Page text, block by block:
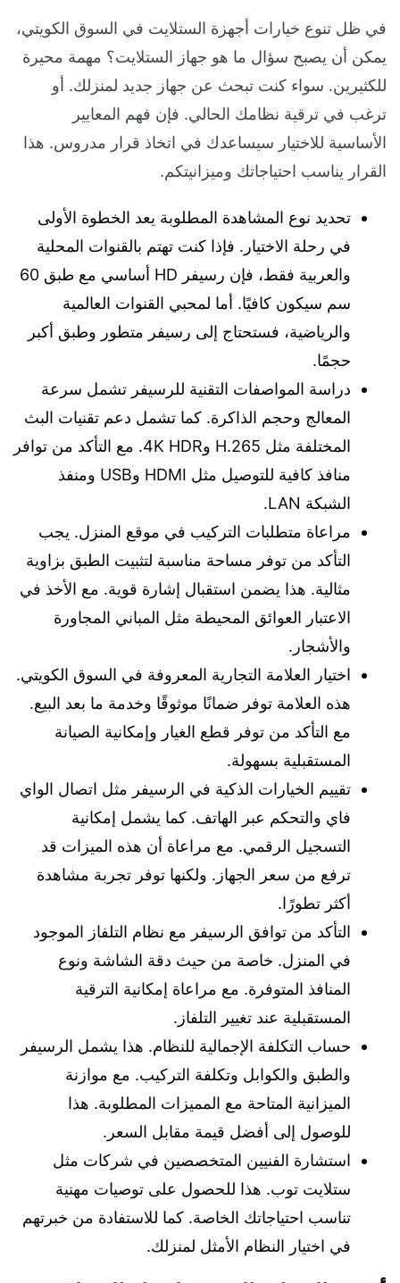
في ظل تنوع خيارات أجهزة الستلايت في السوق الكويتي،
يمكن أن يصبح سؤال ما هو جهاز الستلايت؟ مهمة محيرة
للكثيرين. سواء كنت تبحث عن جهاز جديد لمنزلك. أو
ترغب في ترقية نظامك الحالي. فإن فهم المعايير
الأساسية للاختيار سيساعدك في اتخاذ قرار مدروس. هذا
القرار يناسب احتياجاتك وميزانيتكم.
تحديد نوع المشاهدة المطلوبة يعد الخطوة الأولى
في رحلة الاختيار. فإذا كنت تهتم بالقنوات المحلية
والعربية فقط، فإن رسيفر HD أساسي مع طبق 60
سم سيكون كافيًا. أما لمحبي القنوات العالمية
والرياضية، فستحتاج إلى رسيفر متطور وطبق أكبر
حجمًا.
دراسة المواصفات التقنية للرسيفر تشمل سرعة
المعالج وحجم الذاكرة. كما تشمل دعم تقنيات البث
المختلفة مثل H.265 و4K HDR. مع التأكد من توافر
منافذ كافية للتوصيل مثل HDMI وUSB ومنفذ
الشبكة LAN.
مراعاة متطلبات التركيب في موقع المنزل. يجب
التأكد من توفر مساحة مناسبة لتثبيت الطبق بزاوية
مثالية. هذا يضمن استقبال إشارة قوية. مع الأخذ في
الاعتبار العوائق المحيطة مثل المباني المجاورة
والأشجار.
اختيار العلامة التجارية المعروفة في السوق الكويتي.
هذه العلامة توفر ضمانًا موثوقًا وخدمة ما بعد البيع.
مع التأكد من توفر قطع الغيار وإمكانية الصيانة
المستقبلية بسهولة.
تقييم الخيارات الذكية في الرسيفر مثل اتصال الواي
فاي والتحكم عبر الهاتف. كما يشمل إمكانية
التسجيل الرقمي. مع مراعاة أن هذه الميزات قد
ترفع من سعر الجهاز. ولكنها توفر تجربة مشاهدة
أكثر تطورًا.
التأكد من توافق الرسيفر مع نظام التلفاز الموجود
في المنزل. خاصة من حيث دقة الشاشة ونوع
المنافذ المتوفرة. مع مراعاة إمكانية الترقية
المستقبلية عند تغيير التلفاز.
حساب التكلفة الإجمالية للنظام. هذا يشمل الرسيفر
والطبق والكوابل وتكلفة التركيب. مع موازنة
الميزانية المتاحة مع المميزات المطلوبة. هذا
للوصول إلى أفضل قيمة مقابل السعر.
استشارة الفنيين المتخصصين في شركات مثل
ستلايت توب. هذا للحصول على توصيات مهنية
تناسب احتياجاتك الخاصة. كما للاستفادة من خبرتهم
في اختيار النظام الأمثل لمنزلك.